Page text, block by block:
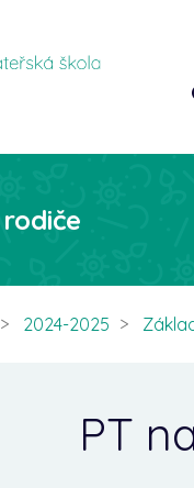
2024-2025
PT